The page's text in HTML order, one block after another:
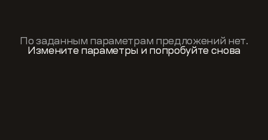
По заданным параметрам предложений нет.
Измените параметры и попробуйте снова